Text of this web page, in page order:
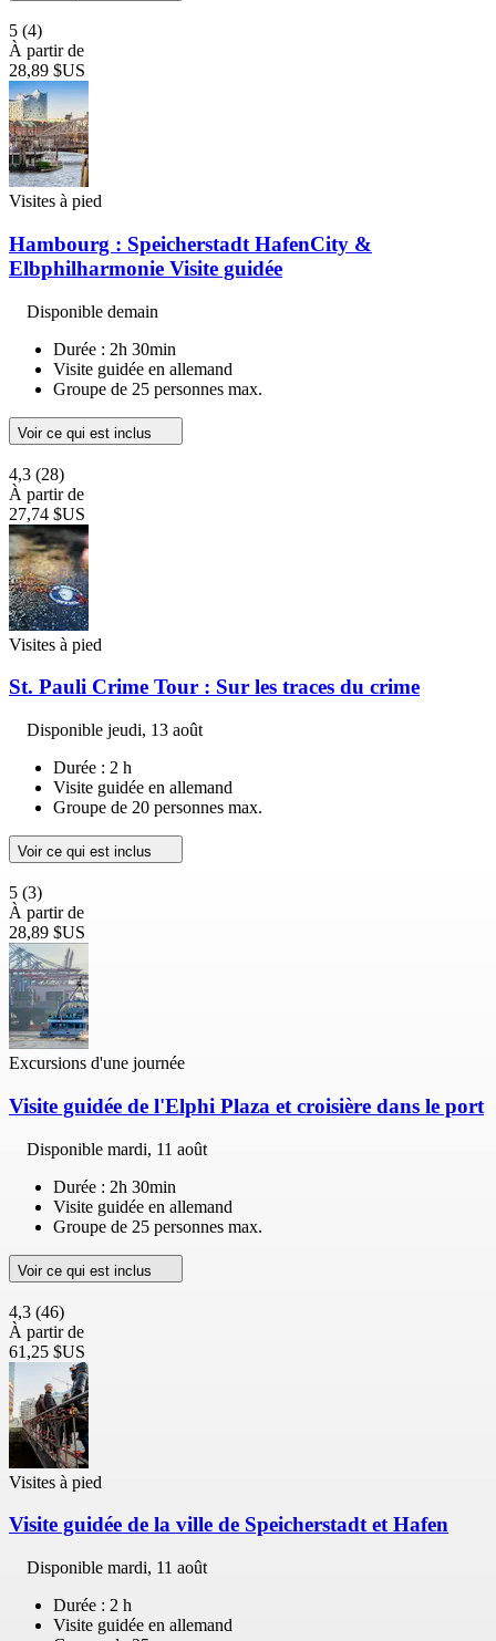
5 (4)
À partir de
28,89 $US
Visites à pied
Hambourg : Speicherstadt HafenCity &
Elbphilharmonie Visite guidée
Disponible demain
Durée : 2h 30min
Visite guidée en allemand
Groupe de 25 personnes max.
Voir ce qui est inclus
4,3 (28)
À partir de
27,74 $US
Visites à pied
St. Pauli Crime Tour : Sur les traces du crime
Disponible jeudi, 13 août
Durée : 2 h
Visite guidée en allemand
Groupe de 20 personnes max.
Voir ce qui est inclus
5 (3)
À partir de
28,89 $US
Excursions d'une journée
Visite guidée de l'Elphi Plaza et croisière dans le port
Disponible mardi, 11 août
Durée : 2h 30min
Visite guidée en allemand
Groupe de 25 personnes max.
Voir ce qui est inclus
4,3 (46)
À partir de
61,25 $US
Visites à pied
Visite guidée de la ville de Speicherstadt et Hafen
Disponible mardi, 11 août
Durée : 2 h
Visite guidée en allemand